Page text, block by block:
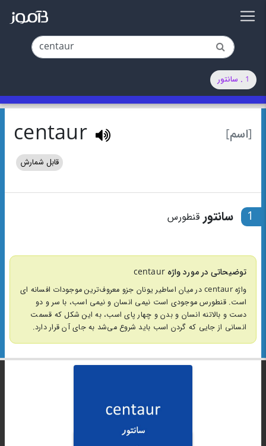
1 . سانتور
[اسم] centaur
قابل شمارش
1 سانتورقنطورس
توضیحاتی در مورد واژه centaur
واژه centaur در میان اساطیر یونان جزو معروف‌ترین موجودات افسانه ای
است. قنطورس موجودی است نیمی انسان و نیمی اسب، با سر و دو
دست و بالاتنه انسان و بدن و چهار پای اسب، به این شکل که قسمت
انسانی از جایی که گردن اسب باید شروع می‌شد به جای آن قرار دارد.